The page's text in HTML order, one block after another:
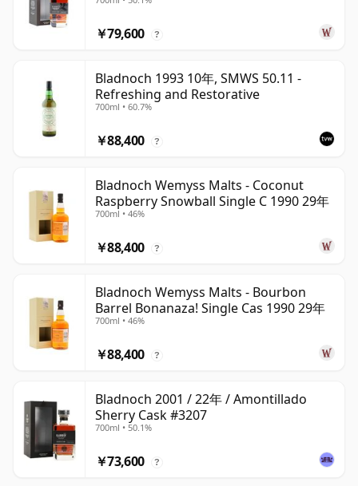
￥79,600 ?
Bladnoch 1993 10年, SMWS 50.11 -
Refreshing and Restorative
700ml • 60.7%
￥88,400 ?
Bladnoch Wemyss Malts - Coconut
Raspberry Snowball Single C 1990 29年
700ml • 46%
￥88,400 ?
Bladnoch Wemyss Malts - Bourbon
Barrel Bonanaza! Single Cas 1990 29年
700ml • 46%
￥88,400 ?
Bladnoch 2001 / 22年 / Amontillado
Sherry Cask #3207
700ml • 50.1%
￥73,600 ?